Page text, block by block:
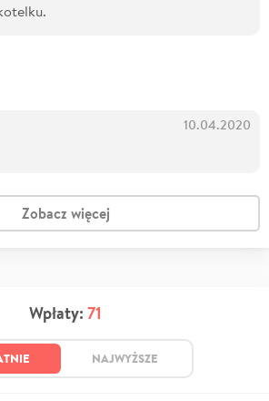
10.04.2020
Zobacz więcej
Wpłaty: 71
NAJWYŻSZE